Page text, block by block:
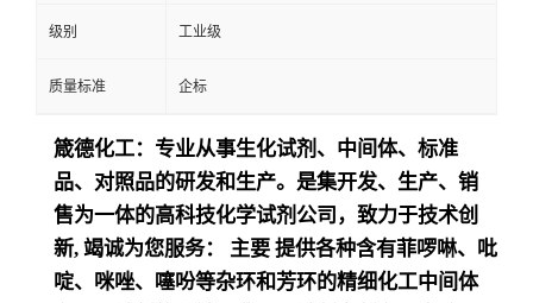
级别 工业级
质量标准 企标
箴德化工：专业从事生化试剂、中间体、标准
品、对照品的研发和生产。是集开发、生产、销
售为一体的高科技化学试剂公司，致力于技术创
新, 竭诚为您服务： 主要 提供各种含有菲啰啉、吡
啶、咪唑、噻吩等杂环和芳环的精细化工中间体